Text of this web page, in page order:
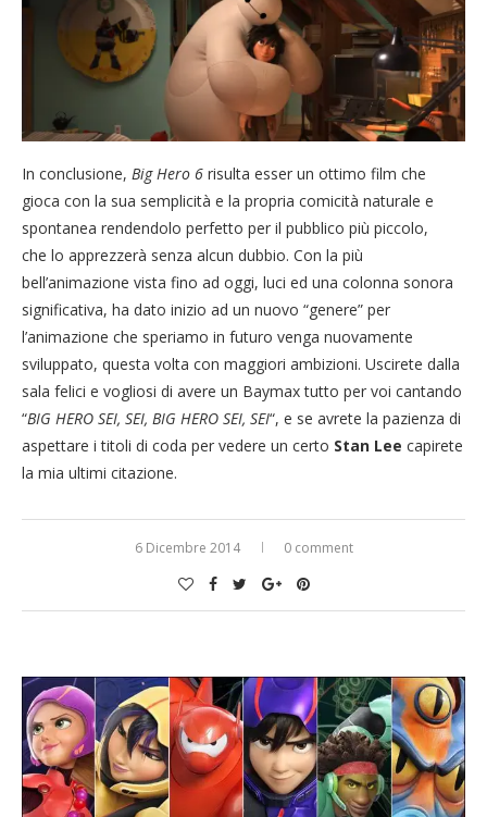
In conclusione, Big Hero 6 risulta esser un ottimo film che
gioca con la sua semplicità e la propria comicità naturale e
spontanea rendendolo perfetto per il pubblico più piccolo,
che lo apprezzerà senza alcun dubbio. Con la più
bell’animazione vista fino ad oggi, luci ed una colonna sonora
significativa, ha dato inizio ad un nuovo “genere” per
l’animazione che speriamo in futuro venga nuovamente
sviluppato, questa volta con maggiori ambizioni. Uscirete dalla
sala felici e vogliosi di avere un Baymax tutto per voi cantando
“BIG HERO SEI, SEI, BIG HERO SEI, SEI“, e se avrete la pazienza di
aspettare i titoli di coda per vedere un certo Stan Lee capirete
la mia ultimi citazione.
6 Dicembre 2014 0 comment